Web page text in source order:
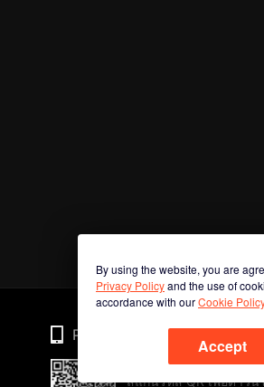
By using the website, you are
Privacy Policyand the use of
accordance with ourCookie
Accept
Phone
สแกนรหัส QR เพื่อดาว